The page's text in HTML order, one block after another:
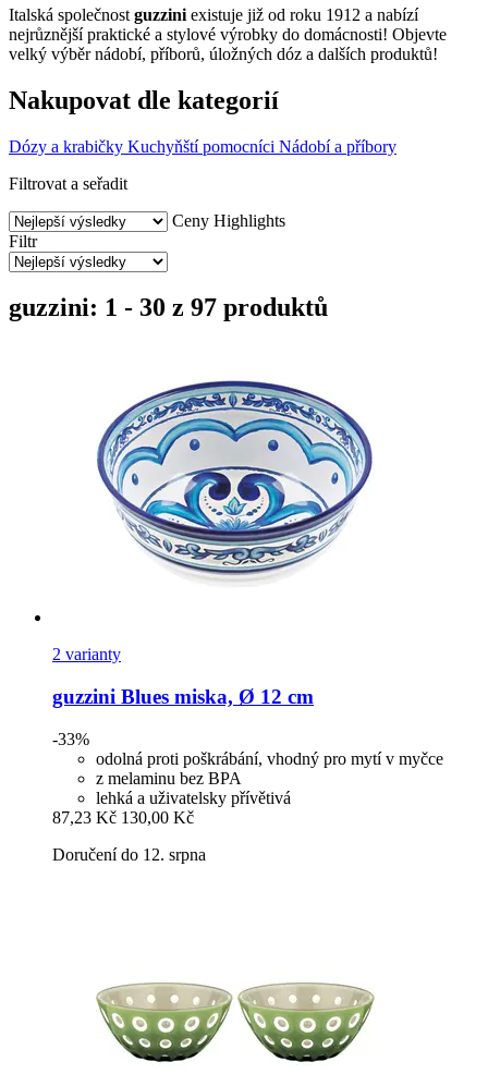
Italská společnost guzzini existuje již od roku 1912 a nabízí
nejrůznější praktické a stylové výrobky do domácnosti! Objevte
velký výběr nádobí, příborů, úložných dóz a dalších produktů!
Nakupovat dle kategorií
Dózy a krabičky Kuchyňští pomocníci Nádobí a příbory
Filtrovat a seřadit
Ceny Highlights
Filtr
guzzini: 1 - 30 z 97 produktů
2 varianty
guzzini Blues miska, Ø 12 cm
-33%
odolná proti poškrábání, vhodný pro mytí v myčce
z melaminu bez BPA
lehká a uživatelsky přívětivá
87,23 Kč 130,00 Kč
Doručení do 12. srpna